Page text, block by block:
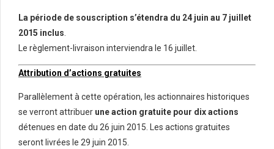
La période de souscription s’étendra du 24 juin au 7 juillet
2015 inclus.
Le règlement-livraison interviendra le 16 juillet.
Attribution d’actions gratuites
Parallèlement à cette opération, les actionnaires historiques
se verront attribuer une action gratuite pour dix actions
détenues en date du 26 juin 2015. Les actions gratuites
seront livrées le 29 juin 2015.